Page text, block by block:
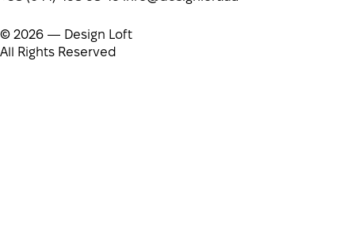
© 2026 — Design Loft
All Rights Reserved